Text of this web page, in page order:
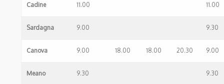
Cadine 11.00 11.00
Sardagna 9.00 9.30
Canova 9.00 18.00 18.00 20.30 9.00
Meano 9.30 9.30